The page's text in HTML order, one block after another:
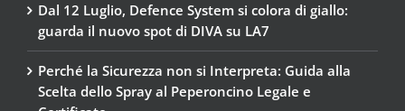
Dal 12 Luglio, Defence System si colora di giallo:
guarda il nuovo spot di DIVA su LA7
Perché la Sicurezza non si Interpreta: Guida alla
Scelta dello Spray al Peperoncino Legale e